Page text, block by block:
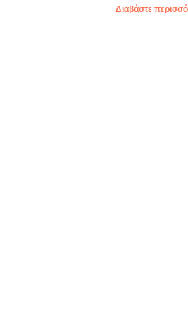
Διαβάστε